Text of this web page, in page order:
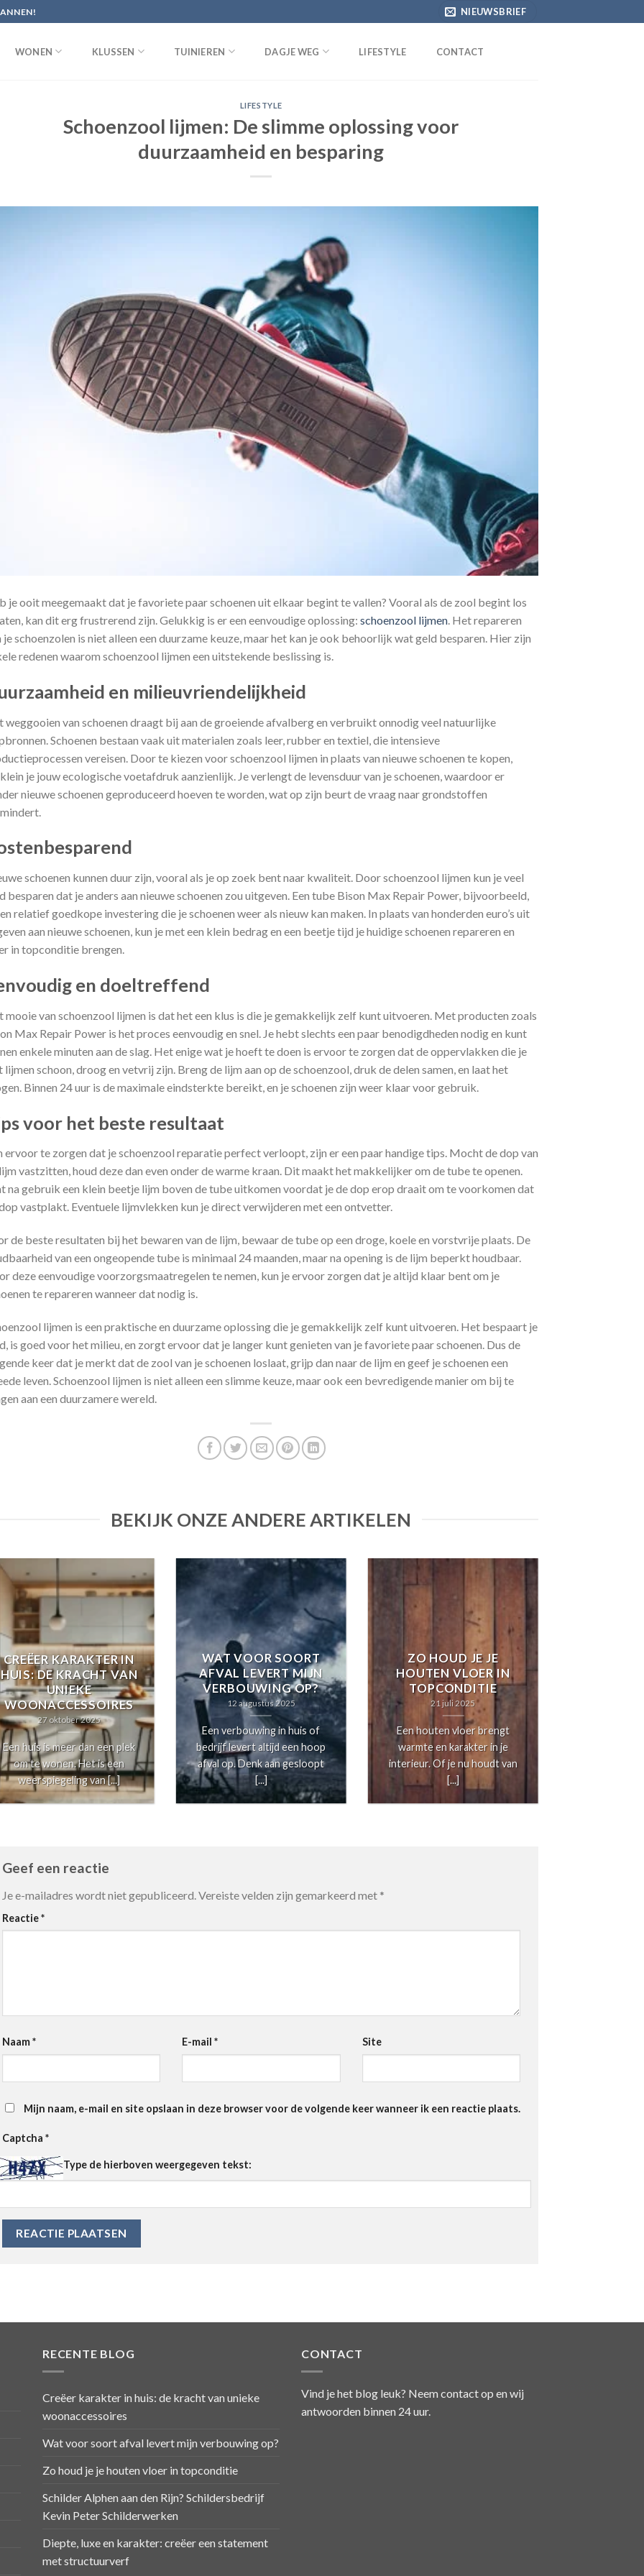
NIEUWSBRIEF
WONEN KLUSSEN TUINIEREN DAGJE WEG LIFESTYLE CONTACT
LIFESTYLE
Schoenzool lijmen: De slimme oplossing voor
duurzaamheid en besparing
je ooit meegemaakt dat je favoriete paar schoenen uit elkaar begint te vallen? Vooral als de zool begint los
kan dit erg frustrerend zijn. Gelukkig is er een eenvoudige oplossing: schoenzool lijmen. Het repareren
je schoenzolen is niet alleen een duurzame keuze, maar het kan je ook behoorlijk wat geld besparen. Hier zijn
redenen waarom schoenzool lijmen een uitstekende beslissing is.
en milieuvriendelijkheid
weggooien van schoenen draagt bij aan de groeiende afvalberg en verbruikt onnodig veel natuurlijke
Schoenen bestaan vaak uit materialen zoals leer, rubber en textiel, die intensieve
vereisen. Door te kiezen voor schoenzool lijmen in plaats van nieuwe schoenen te kopen,
je jouw ecologische voetafdruk aanzienlijk. Je verlengt de levensduur van je schoenen, waardoor er
nieuwe schoenen geproduceerd hoeven te worden, wat op zijn beurt de vraag naar grondstoffen
schoenen kunnen duur zijn, vooral als je op zoek bent naar kwaliteit. Door schoenzool lijmen kun je veel
besparen dat je anders aan nieuwe schoenen zou uitgeven. Een tube Bison Max Repair Power, bijvoorbeeld,
relatief goedkope investering die je schoenen weer als nieuw kan maken. In plaats van honderden euro’s uit
aan nieuwe schoenen, kun je met een klein bedrag en een beetje tijd je huidige schoenen repareren en
in topconditie brengen.
en doeltreffend
mooie van schoenzool lijmen is dat het een klus is die je gemakkelijk zelf kunt uitvoeren. Met producten zoals
Max Repair Power is het proces eenvoudig en snel. Je hebt slechts een paar benodigdheden nodig en kunt
enkele minuten aan de slag. Het enige wat je hoeft te doen is ervoor te zorgen dat de oppervlakken die je
lijmen schoon, droog en vetvrij zijn. Breng de lijm aan op de schoenzool, druk de delen samen, en laat het
Binnen 24 uur is de maximale eindsterkte bereikt, en je schoenen zijn weer klaar voor gebruik.
voor het beste resultaat
ervoor te zorgen dat je schoenzool reparatie perfect verloopt, zijn er een paar handige tips. Mocht de dop van
vastzitten, houd deze dan even onder de warme kraan. Dit maakt het makkelijker om de tube te openen.
na gebruik een klein beetje lijm boven de tube uitkomen voordat je de dop erop draait om te voorkomen dat
vastplakt. Eventuele lijmvlekken kun je direct verwijderen met een ontvetter.
de beste resultaten bij het bewaren van de lijm, bewaar de tube op een droge, koele en vorstvrije plaats. De
van een ongeopende tube is minimaal 24 maanden, maar na opening is de lijm beperkt houdbaar.
deze eenvoudige voorzorgsmaatregelen te nemen, kun je ervoor zorgen dat je altijd klaar bent om je
te repareren wanneer dat nodig is.
lijmen is een praktische en duurzame oplossing die je gemakkelijk zelf kunt uitvoeren. Het bespaart je
is goed voor het milieu, en zorgt ervoor dat je langer kunt genieten van je favoriete paar schoenen. Dus de
keer dat je merkt dat de zool van je schoenen loslaat, grijp dan naar de lijm en geef je schoenen een
leven. Schoenzool lijmen is niet alleen een slimme keuze, maar ook een bevredigende manier om bij te
aan een duurzamere wereld.
BEKIJK ONZE ANDERE ARTIKELEN
CREËER KARAKTER IN
HUIS: DE KRACHT VAN
UNIEKE
WOONACCESSOIRES
27 oktober 2025
Een huis is meer dan een plek
om te wonen. Het is een
weerspiegeling van [...]
WAT VOOR SOORT
AFVAL LEVERT MIJN
VERBOUWING OP?
12 augustus 2025
Een verbouwing in huis of
bedrijf levert altijd een hoop
afval op. Denk aan gesloopt
[...]
ZO HOUD JE JE
HOUTEN VLOER IN
TOPCONDITIE
21 juli 2025
Een houten vloer brengt
warmte en karakter in je
interieur. Of je nu houdt van
[...]
Geef een reactie
Je e-mailadres wordt niet gepubliceerd. Vereiste velden zijn gemarkeerd met *
Reactie*
Naam* E-mail * Site
Mijn naam, e-mail en site opslaan in deze browser voor de volgende keer wanneer ik een reactie plaats.
Captcha *
Type de hierboven weergegeven tekst:
RECENTE BLOG
Creëer karakter in huis: de kracht van unieke
woonaccessoires
Wat voor soort afval levert mijn verbouwing op?
Zo houd je je houten vloer in topconditie
Schilder Alphen aan den Rijn? Schildersbedrijf
Kevin Peter Schilderwerken
Diepte, luxe en karakter: creëer een statement
met structuurverf
CONTACT
Vind je het blog leuk? Neem contact op en wij
antwoorden binnen 24 uur.